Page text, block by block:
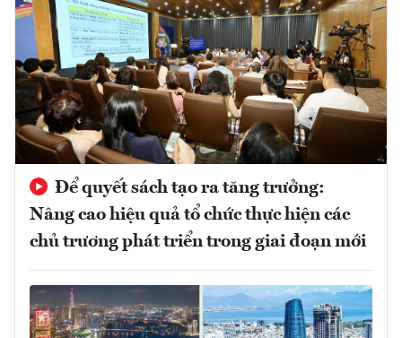
Để quyết sách tạo ra tăng trưởng:
Nâng cao hiệu quả tổ chức thực hiện các
chủ trương phát triển trong giai đoạn mới